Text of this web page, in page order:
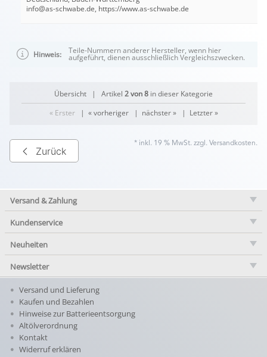
info@as-schwabe.de, https://www.as-schwabe.de
Hinweis: Teile-Nummern anderer Hersteller, wenn hier
aufgeführt, dienen ausschließlich Vergleichszwecken.
Übersicht | Artikel 2 von 8 in dieser Kategorie
« Erster| « vorheriger| nächster »| Letzter »
Zurück
* inkl. 19 % MwSt. zzgl. Versandkosten.
Versand & Zahlung
Kundenservice
Neuheiten
Newsletter
Versand und Lieferung
Kaufen und Bezahlen
Hinweise zur Batterieentsorgung
Altölverordnung
Kontakt
Widerruf erklären